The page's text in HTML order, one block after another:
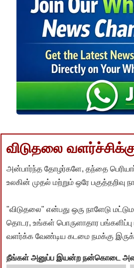
விடுதலை
அன்பார்ந்த தோழர்களே, தந்தை
உலகின் முதல் மற்றும் ஒரே பகுத்தறிவு
"விடுதலை" என்பது ஒரு நாளேடு
தொடர, உங்கள் பொருளாதார
வளர்க்க வேண்டிய கடமை நமக்கு
நீங்கள் அனுப்ப இயன்ற நன்கொடை